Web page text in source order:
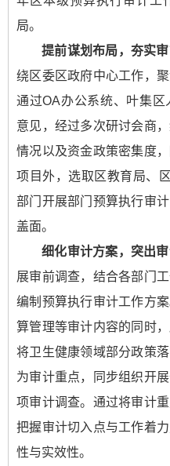
局。
提前谋划布局，夯实审
绕区委区政府中心工作，
通过OA办公系统、叶集
意见，经过多次研讨会商
情况以及资金政策密集度
项目外，选取区教育局、
部门开展部门预算执行审
盖面。
细化审计方案，突出审
展审前调查，结合各部门
编制预算执行审计工作方
算管理等审计内容的同时
将卫生健康领域部分政策
为审计重点，同步组织开
项审计调查。通过将审计
把握审计切入点与工作着
性与实效性。